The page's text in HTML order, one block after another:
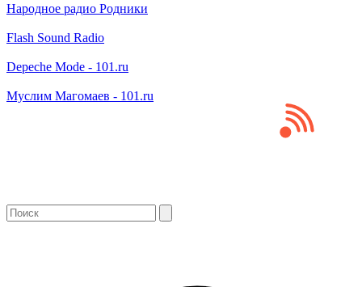
Народное радио Родники
Flash Sound Radio
Depeche Mode - 101.ru
Муслим Магомаев - 101.ru